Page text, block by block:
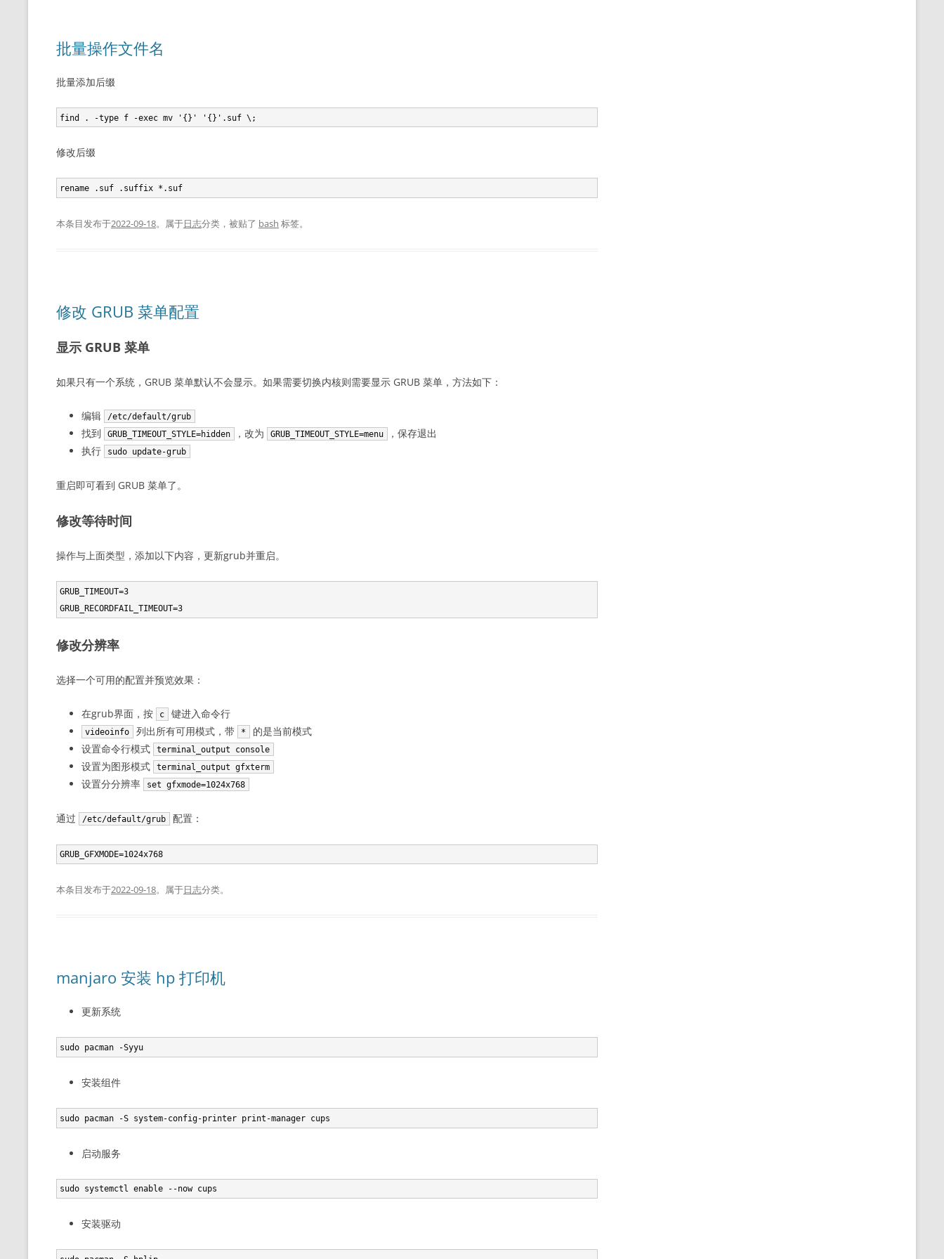
批量操作文件名
批量添加后缀
修改后缀
本条目发布于2022-09-18。属于日志分类，被贴了 bash 标签。
修改 GRUB 菜单配置
显示 GRUB 菜单
如果只有一个系统，GRUB 菜单默认不会显示。如果需要切换内核则需要显示 GRUB 菜单，方法如下：
编辑 /etc/default/grub
找到 GRUB_TIMEOUT_STYLE=hidden ，改为 GRUB_TIMEOUT_STYLE=menu
，保存退出
执行
sudo update-grub
重启即可看到 GRUB 菜单了。
修改等待时间
操作与上面类型，添加以下内容，更新grub并重启。
GRUB_TIMEOUT=3
GRUB_RECORDFAIL_TIMEOUT=3
修改分辨率
选择一个可用的配置并预览效果：
在grub界面，按 c 键进入命令行
videoinfo 列出所有可用模式，带 *
的是当前模式
设置命令行模式
terminal_output console
设置为图形模式 terminal_output gfxterm
设置分分辨率 set gfxmode=1024x768
通过 /etc/default/grub 配置：
GRUB_GFXMODE=1024x768
本条目发布于2022-09-18。属于日志分类。
manjaro 安装 hp 打印机
更新系统
安装组件
启动服务
安装驱动